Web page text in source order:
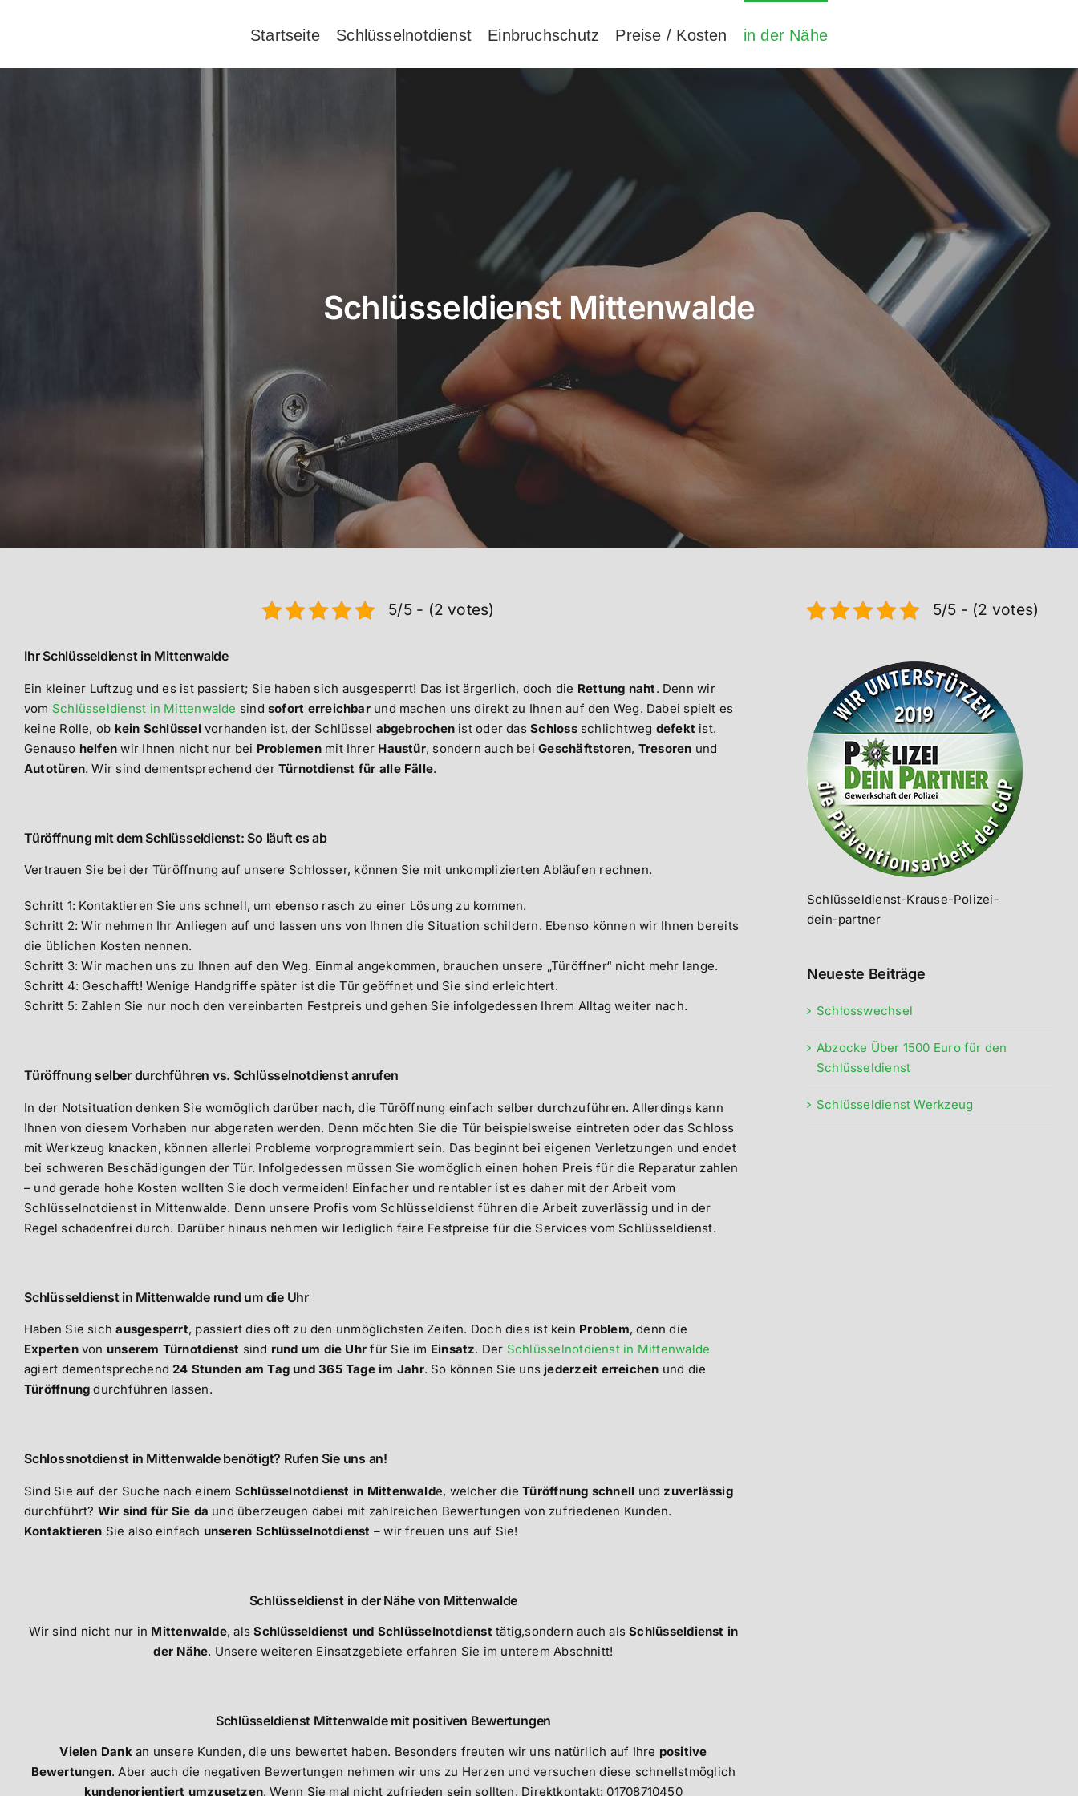
Startseite Schlüsselnotdienst Einbruchschutz Preise / Kosten in der Nähe
Schlüsseldienst Mittenwalde
5/5 - (2 votes)
Ihr Schlüsseldienst in Mittenwalde
Ein kleiner Luftzug und es ist passiert; Sie haben sich ausgesperrt! Das ist ärgerlich, doch die Rettung naht. Denn wir
vom Schlüsseldienst in Mittenwalde sindsofort erreichbarund machen uns direkt zu Ihnen auf den Weg. Dabei spielt es
keine Rolle, ob kein Schlüsselvorhanden ist, der Schlüssel abgebrochen ist oder dasSchlossschlichtweg defekt ist.
Genauso helfen wir Ihnen nicht nur bei Problemenmit Ihrer Haustür, sondern auch beiGeschäftstoren, Tresoren und
Autotüren. Wir sind dementsprechend derTürnotdienst für alle Fälle.
Türöffnung mit dem Schlüsseldienst: So läuft es ab
Vertrauen Sie bei der Türöffnung auf unsere Schlosser, können Sie mit unkomplizierten Abläufen rechnen.
Schritt 1: Kontaktieren Sie uns schnell, um ebenso rasch zu einer Lösung zu kommen.
Schritt 2: Wir nehmen Ihr Anliegen auf und lassen uns von Ihnen die Situation schildern. Ebenso können wir Ihnen bereits
die üblichen Kosten nennen.
Schritt 3: Wir machen uns zu Ihnen auf den Weg. Einmal angekommen, brauchen unsere „Türöffner“ nicht mehr lange.
Schritt 4: Geschafft! Wenige Handgriffe später ist die Tür geöffnet und Sie sind erleichtert.
Schritt 5: Zahlen Sie nur noch den vereinbarten Festpreis und gehen Sie infolgedessen Ihrem Alltag weiter nach.
Türöffnung selber durchführen vs. Schlüsselnotdienst anrufen
In der Notsituation denken Sie womöglich darüber nach, die Türöffnung einfach selber durchzuführen. Allerdings kann
Ihnen von diesem Vorhaben nur abgeraten werden. Denn möchten Sie die Tür beispielsweise eintreten oder das Schloss
mit Werkzeug knacken, können allerlei Probleme vorprogrammiert sein. Das beginnt bei eigenen Verletzungen und endet
bei schweren Beschädigungen der Tür. Infolgedessen müssen Sie womöglich einen hohen Preis für die Reparatur zahlen
– und gerade hohe Kosten wollten Sie doch vermeiden! Einfacher und rentabler ist es daher mit der Arbeit vom
Schlüsselnotdienst in Mittenwalde. Denn unsere Profis vom Schlüsseldienst führen die Arbeit zuverlässig und in der
Regel schadenfrei durch. Darüber hinaus nehmen wir lediglich faire Festpreise für die Services vom Schlüsseldienst.
Schlüsseldienst in Mittenwalde rund um die Uhr
Haben Sie sichausgesperrt, passiert dies oft zu den unmöglichsten Zeiten. Doch dies ist kein Problem, denn die
Expertenvon unserem Türnotdienst sind rund um die Uhr für Sie im Einsatz. Der Schlüsselnotdienst in Mittenwalde
agiert dementsprechend 24 Stunden am Tag und 365 Tage im Jahr. So können Sie unsjederzeit erreichen und die
Türöffnung durchführen lassen.
Schlossnotdienst in Mittenwalde benötigt? Rufen Sie uns an!
Sind Sie auf der Suche nach einem Schlüsselnotdienst in Mittenwalde, welcher dieTüröffnung schnell undzuverlässig
durchführt? Wir sind für Sie da und überzeugen dabei mit zahlreichen Bewertungen von zufriedenen Kunden.
Kontaktieren Sie also einfach unseren Schlüsselnotdienst – wir freuen uns auf Sie!
Schlüsseldienst in der Nähe von Mittenwalde
Wir sind nicht nur in Mittenwalde, alsSchlüsseldienst und Schlüsselnotdiensttätig,sondern auch alsSchlüsseldienst in
der Nähe. Unsere weiteren Einsatzgebiete erfahren Sie im unterem Abschnitt!
Schlüsseldienst Mittenwalde mit positiven Bewertungen
Vielen Dankan unsere Kunden, die uns bewertet haben. Besonders freuten wir uns natürlich auf Ihre positive
Bewertungen. Aber auch die negativen Bewertungen nehmen wir uns zu Herzen und versuchen diese schnellstmöglich
kundenorientiert umzusetzen. Wenn Sie mal nicht zufrieden sein sollten, Direktkontakt: 01708710450
5/5 - (2 votes)
Schlüsseldienst-Krause-Polizei-
dein-partner
Neueste Beiträge
Schlosswechsel
Abzocke Über 1500 Euro für den
Schlüsseldienst
Schlüsseldienst Werkzeug